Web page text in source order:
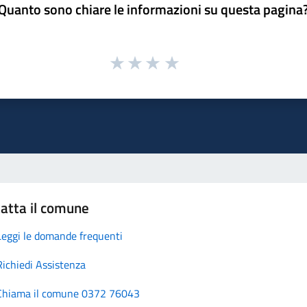
sono chiare le informazioni su questa
il comune
le domande frequenti
Assistenza
il comune 0372 76043